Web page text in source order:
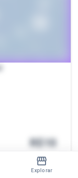
Explorar
R$10